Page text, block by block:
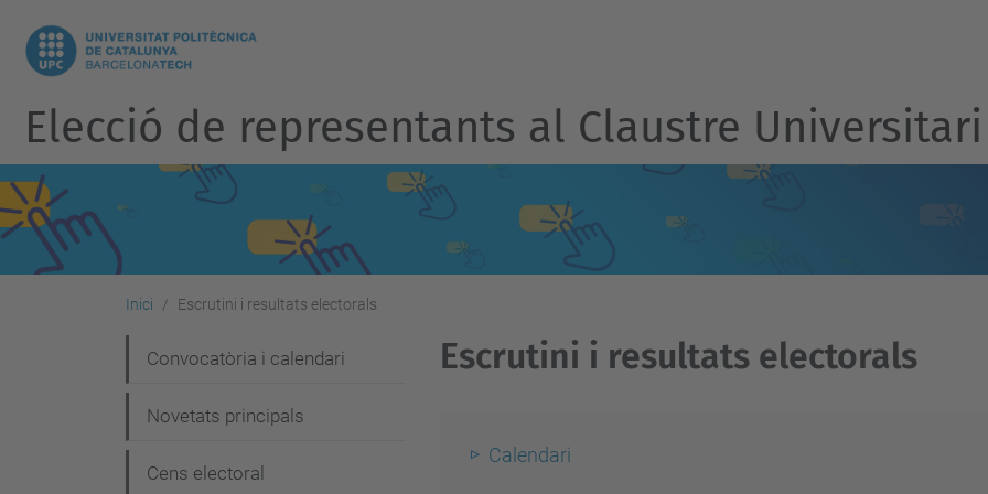
Elecció de representants al Claustre Universitari
Inici Escrutini i resultats electorals
Escrutini i resultats electorals
Calendari
a
v
Convocatòria i calendari
Novetats principals
Cens electoral